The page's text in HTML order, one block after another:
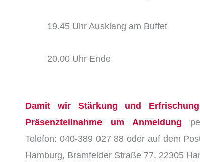
19.45 Uhr Ausklang am Buffet
20.00 Uhr Ende
Damit wir Stärkung und
Präsenzteilnahme um Anmeldung
Telefon: 040-389 027 88 oder auf dem
Hamburg, Bramfelder Straße 77, 22305